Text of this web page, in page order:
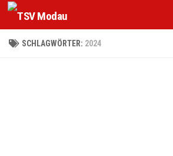
Zum Inhalt springen
SCHLAGWÖRTER: 2024